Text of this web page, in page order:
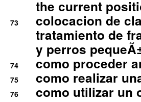
the current
73
colocacion de
tratamiento de
y perros
74 como proceder
75 como realizar
76 como utilizar un